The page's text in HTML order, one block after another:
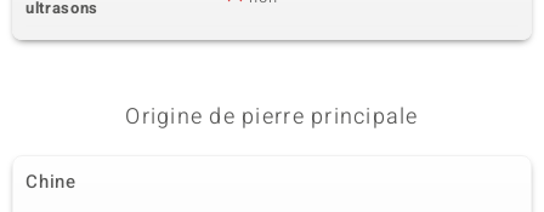
ultrasons
Origine de pierre principale
Chine